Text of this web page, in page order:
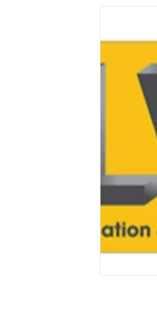
Formation éligible
Refaire piece en 3D
CREALITY SPARKX